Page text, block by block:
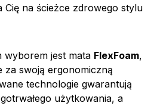
na ścieżce zdrowego stylu
wyborem jest mata FlexFoam,
za swoją ergonomiczną
technologie gwarantują
użytkowania, a